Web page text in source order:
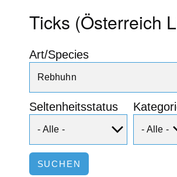
Ticks (Österreich
Art/Species
Seltenheitsstatus